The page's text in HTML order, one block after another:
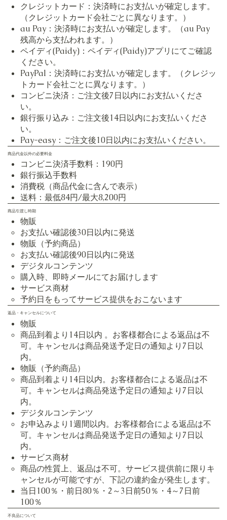
クレジットカード：決済時にお支払いが確定します。
（クレジットカード会社ごとに異なります。）
au Pay：決済時にお支払いが確定します。（au Pay
残高から支払われます。）
ペイディ(Paidy)：ペイディ(Paidy)アプリにてご確認
ください。
PayPal：決済時にお支払いが確定します。（クレジッ
トカード会社ごとに異なります。）
コンビニ決済：ご注文後7日以内にお支払いくださ
い。
銀行振り込み：ご注文後14日以内にお支払いくださ
い。
Pay-easy：ご注文後10日以内にお支払いください。
商品代金以外の必要料金
コンビニ決済手数料：190円
銀行振込手数料
消費税（商品代金に含んで表示）
送料：最低84円/最大8,200円
商品引渡し時期
物販
お支払い確認後30日以内に発送
物販（予約商品）
お支払い確認後90日以内に発送​
デジタルコンテンツ
購入時、即時メールにてお届けします
サービス商材
予約日をもってサービス提供をおこないます
返品・キャンセルについて
物販
商品到着より14日以内 。お客様都合による返品は不
可。キャンセルは商品発送予定日の通知より7日以
内。
物販（予約商品）
商品到着より14日以内。お客様都合による返品は不
可。キャンセルは商品発送予定日の通知より7日以
内。
​デジタルコンテンツ
お申込みより1週間以内。お客様都合による返品は不
可。キャンセルは商品発送予定日の通知より7日以
内。
サービス商材​
商品の性質上、返品は不可。サービス提供前に限りキ
ャンセルが可能ですが、下記の違約金が発生します。​
​当日100％・前日80％・2～3日前50％・4～7日前
100％
不良品について